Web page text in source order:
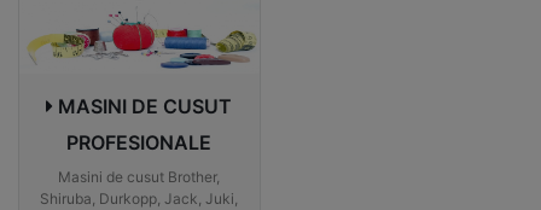
MASINI DE CUSUT
PROFESIONALE
Masini de cusut Brother,
Shiruba, Durkopp, Jack, Juki,